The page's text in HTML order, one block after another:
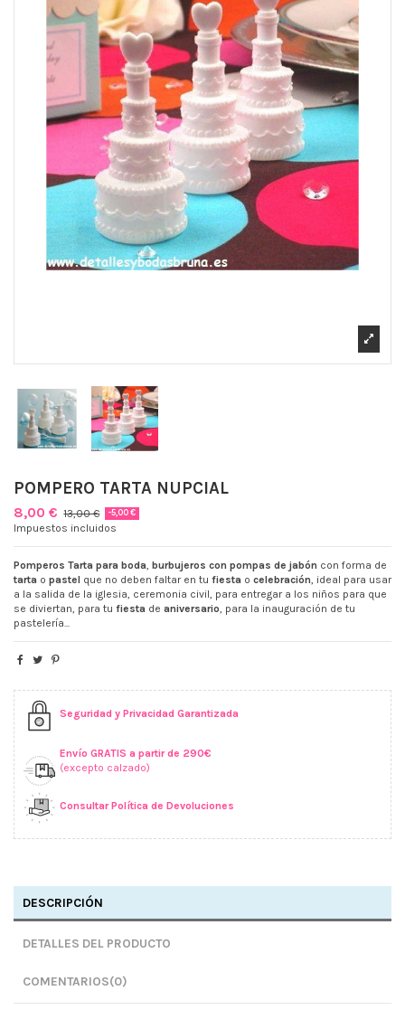
POMPERO TARTA NUPCIAL
8,00 € 13,00 € -5,00 €
Impuestos incluidos
Pomperos Tarta para boda, burbujeros con pompas de jabón con forma de
tarta o pastel que no deben faltar en tu fiesta o celebración, ideal para usar
a la salida de la iglesia, ceremonia civil, para entregar a los niños para que
se diviertan, para tu fiesta de aniversario, para la inauguración de tu
pastelería...
Seguridad y Privacidad Garantizada
Envío GRATIS a partir de 290€
(excepto calzado)
Consultar Política de Devoluciones
DESCRIPCIÓN
DETALLES DEL PRODUCTO
COMENTARIOS(0)